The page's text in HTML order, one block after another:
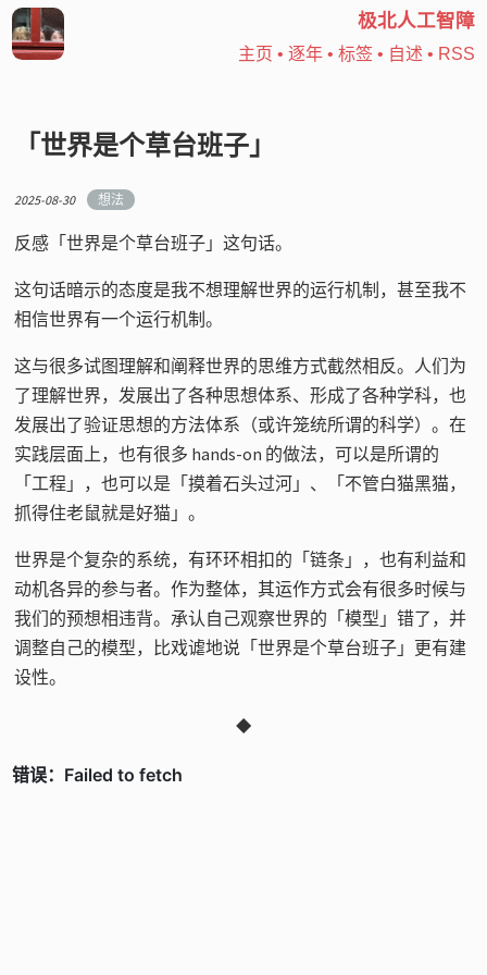
极北人工智障
主页 • 逐年• 标签• 自述 • RSS
「世界是个草台班子」
2025-08-30 想法
反感「世界是个草台班子」这句话。
这句话暗示的态度是我不想理解世界的运行机制，甚至我不
相信世界有一个运行机制。
这与很多试图理解和阐释世界的思维方式截然相反。人们为
了理解世界，发展出了各种思想体系、形成了各种学科，也
发展出了验证思想的方法体系（或许笼统所谓的科学）。在
实践层面上，也有很多 hands-on 的做法，可以是所谓的
「工程」，也可以是「摸着石头过河」、「不管白猫黑猫，
抓得住老鼠就是好猫」。
世界是个复杂的系统，有环环相扣的「链条」，也有利益和
动机各异的参与者。作为整体，其运作方式会有很多时候与
我们的预想相违背。承认自己观察世界的「模型」错了，并
调整自己的模型，比戏谑地说「世界是个草台班子」更有建
设性。
◆